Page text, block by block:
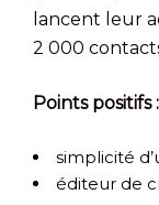
lancent leur
2 000
Points positifs :
simplicité
éditeur de